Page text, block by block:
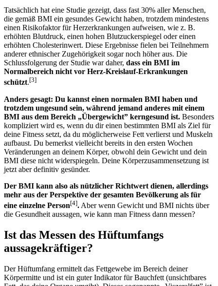
Tatsächlich hat eine Studie gezeigt, dass fast 30% aller Menschen,
die gemäß BMI ein gesundes Gewicht haben, trotzdem mindestens
einen Risikofaktor für Herzerkrankungen aufweisen, wie z. B.
erhöhten Blutdruck, einen hohen Blutzuckerspiegel oder einen
erhöhten Cholesterinwert. Diese Ergebnisse fielen bei Teilnehmern
anderer ethnischer Zugehörigkeit sogar noch höher aus. Die
Schlussfolgerung der Studie war daher, dass ein BMI im
Normalbereich nicht vor Herz-Kreislauf-Erkrankungen
schützt.[3]
Anders gesagt: Du kannst einen normalen BMI haben und
trotzdem ungesund sein, während jemand anderes mit einem
BMI aus dem Bereich „Übergewicht” kerngesund ist. Besonders
kompliziert wird es, wenn du dir einen bestimmten BMI als Ziel für
deine Fitness setzt, da du möglicherweise Fett verlierst und Muskeln
aufbaust. Du bemerkst vielleicht bereits in den ersten Wochen
Veränderungen an deinem Körper, obwohl dein Gewicht und dein
BMI diese nicht widerspiegeln. Deine Körperzusammensetzung ist
jetzt aber definitiv gesünder.
Der BMI kann also als nützlicher Richtwert dienen, allerdings
mehr aus der Perspektive der gesamten Bevölkerung als für
eine einzelne Person[4]. Aber wenn Gewicht und BMI nichts über
die Gesundheit aussagen, wie kann man Fitness dann messen?
Ist das Messen des Hüftumfangs
aussagekräftiger?
Der Hüftumfang ermittelt das Fettgewebe im Bereich deiner
Körpermitte und ist ein guter Indikator für Bauchfett (unsichtbares